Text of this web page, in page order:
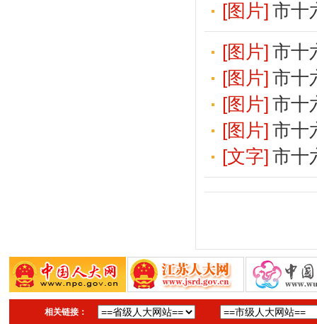
[图片] 市十
[图片] 市十
[图片] 市十
[图片] 市十
[图片] 市十
[文字] 市十
相关链接：